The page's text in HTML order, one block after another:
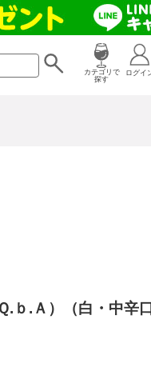
カテゴリで
探す
ログイ
ｂ.Ａ）（白・中辛口